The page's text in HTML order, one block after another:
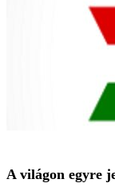
A világon egyre